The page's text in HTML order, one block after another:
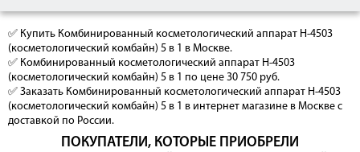
✅ Купить Комбинированный косметологический аппарат H-4503
(косметологический комбайн) 5 в 1 в Москве.
✅ Комбинированный косметологический аппарат H-4503
(косметологический комбайн) 5 в 1 по цене 30 750 руб.
✅ Заказать Комбинированный косметологический аппарат H-4503
(косметологический комбайн) 5 в 1 в интернет магазине в Москве с
доставкой по России.
ПОКУПАТЕЛИ, КОТОРЫЕ ПРИОБРЕЛИ